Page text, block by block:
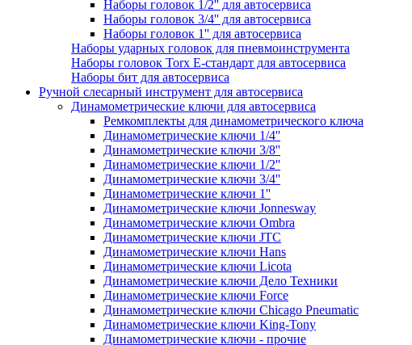
Наборы головок 1/2'' для автосервиса
Наборы головок 3/4'' для автосервиса
Наборы головок 1'' для автосервиса
Наборы ударных головок для пневмоинструмента
Наборы головок Torx Е-стандарт для автосервиса
Наборы бит для автосервиса
Ручной слесарный инструмент для автосервиса
Динамометрические ключи для автосервиса
Ремкомплекты для динамометрического ключа
Динамометрические ключи 1/4''
Динамометрические ключи 3/8''
Динамометрические ключи 1/2''
Динамометрические ключи 3/4''
Динамометрические ключи 1''
Динамометрические ключи Jonnesway
Динамометрические ключи Ombra
Динамометрические ключи JTC
Динамометрические ключи Hans
Динамометрические ключи Licota
Динамометрические ключи Дело Техники
Динамометрические ключи Force
Динамометрические ключи Chicago Pneumatic
Динамометрические ключи King-Tony
Динамометрические ключи - прочие